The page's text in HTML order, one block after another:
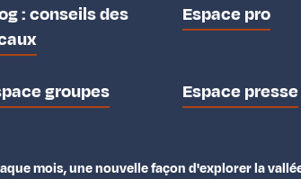
: conseils des
Espace pro
groupes Espace presse
mois, une nouvelle façon d'explorer la